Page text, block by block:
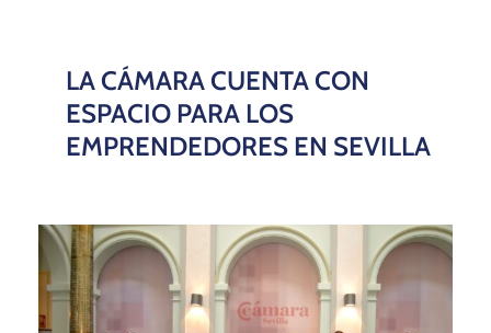
LA CÁMARA CUENTA CON
ESPACIO PARA LOS
EMPRENDEDORES EN SEVILLA